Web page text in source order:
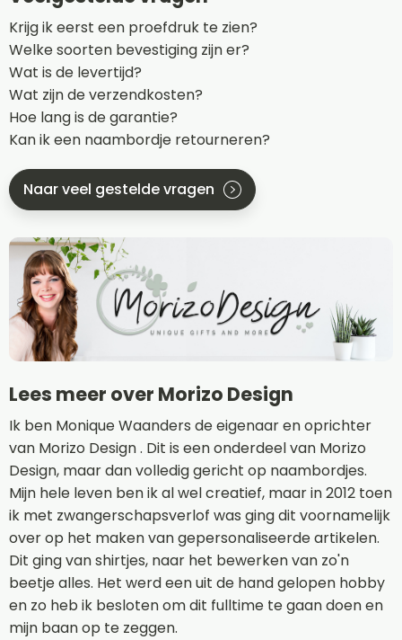
Krijg ik eerst een proefdruk te zien?
Welke soorten bevestiging zijn er?
Wat is de levertijd?
Wat zijn de verzendkosten?
Hoe lang is de garantie?
Kan ik een naambordje retourneren?
Naar veel gestelde vragen
Lees meer over Morizo Design
Ik ben Monique Waanders de eigenaar en oprichter
van Morizo Design . Dit is een onderdeel van Morizo
Design, maar dan volledig gericht op naambordjes.
Mijn hele leven ben ik al wel creatief, maar in 2012 toen
ik met zwangerschapsverlof was ging dit voornamelijk
over op het maken van gepersonaliseerde artikelen.
Dit ging van shirtjes, naar het bewerken van zo'n
beetje alles. Het werd een uit de hand gelopen hobby
en zo heb ik besloten om dit fulltime te gaan doen en
mijn baan op te zeggen.